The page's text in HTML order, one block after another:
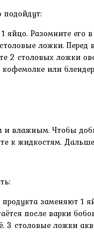
подойдут:
яйцо. Разомните его
ложки.
2 столовых ложки
или
влажным. Чтобы
к жидкостям.
заменяют 1
после варки
3 столовые ложки